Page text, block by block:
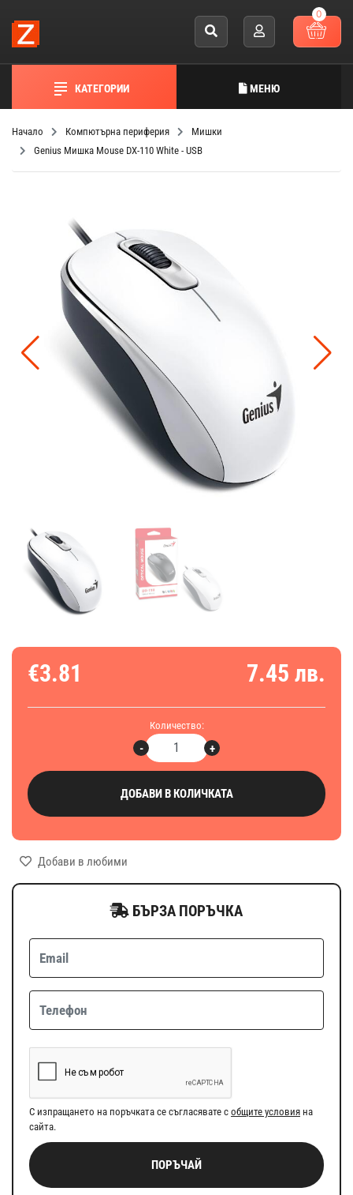
0
КАТЕГОРИИ МЕНЮ
Начало Компютърна периферия
Мишки
Genius Мишка Mouse DX-110 White - USB
€3.81 7.45 лв.
Количество:
+
-
ДОБАВИ В КОЛИЧКАТА
Добави в любими
БЪРЗА ПОРЪЧКА
С изпращането на поръчката се съгласявате с общите условия на
сайта.
ПОРЪЧАЙ